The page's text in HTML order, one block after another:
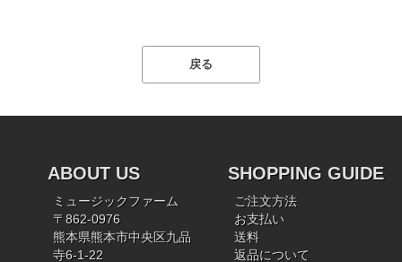
ABOUT US
ミュージックファーム
〒862-0976
熊本県熊本市中央区九品
寺6-1-22
SHOPPING GUIDE
ご注文方法
お支払い
送料
返品について